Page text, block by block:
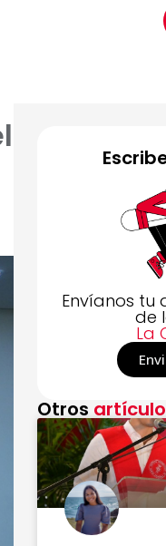
Envíanos tu
de
La
Otros